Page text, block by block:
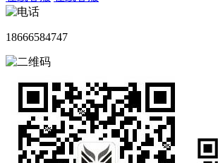
18666584747